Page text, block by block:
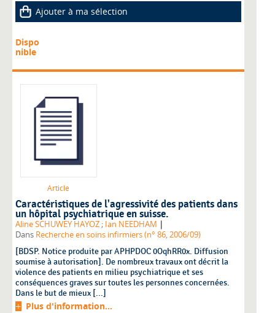
Ajouter à ma sélection
Dispo
nible
Article
Caractéristiques de l'agressivité des patients dans
un hôpital psychiatrique en suisse.
Aline SCHUWEY HAYOZ ; Ian NEEDHAM |
Dans Recherche en soins infirmiers (n° 86, 2006/09)
[BDSP. Notice produite par APHPDOC 0OqhRR0x. Diffusion
soumise à autorisation]. De nombreux travaux ont décrit la
violence des patients en milieu psychiatrique et ses
conséquences graves sur toutes les personnes concernées.
Dans le but de mieux [...]
Plus d'information...